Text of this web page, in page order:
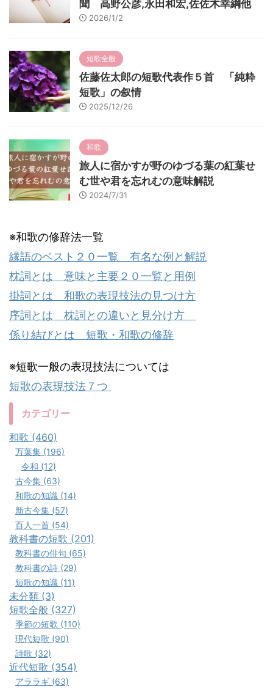
聞 高野公彦,永田和宏,佐佐木幸綱他
2026/1/2
短歌全般
佐藤佐太郎の短歌代表作５首 「純粋
短歌」の叙情
2025/12/26
和歌
旅人に宿かすが野のゆづる葉の紅葉せ
む世や君を忘れむの意味解説
2024/7/31
※和歌の修辞法一覧
縁語のベスト２０一覧 有名な例と解説
枕詞とは 意味と主要２０一覧と用例
掛詞とは 和歌の表現技法の見つけ方
序詞とは 枕詞との違いと見分け方
係り結びとは 短歌・和歌の修辞
※短歌一般の表現技法については
短歌の表現技法７つ
カテゴリー
和歌 (460)
万葉集 (196)
令和 (12)
古今集 (63)
和歌の知識 (14)
新古今集 (57)
百人一首 (54)
教科書の短歌 (201)
教科書の俳句 (65)
教科書の詩 (29)
短歌の知識 (11)
未分類 (3)
短歌全般 (327)
季節の短歌 (110)
現代短歌 (90)
詩歌 (32)
近代短歌 (354)
アララギ (63)